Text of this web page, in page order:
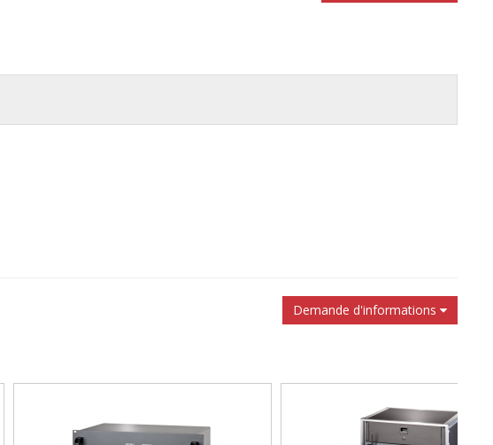
Demande d'informations